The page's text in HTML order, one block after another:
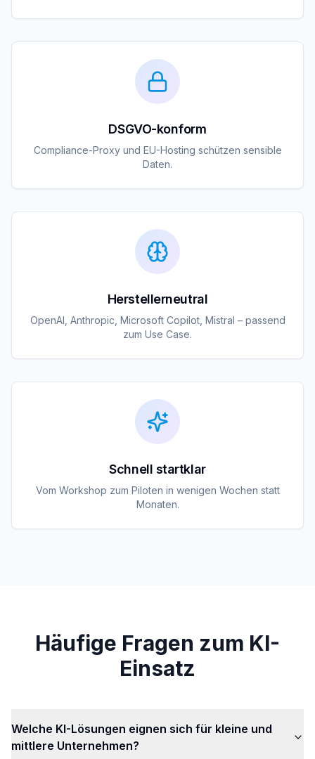
DSGVO-konform
Compliance-Proxy und EU-Hosting schützen sensible
Daten.
Herstellerneutral
OpenAI, Anthropic, Microsoft Copilot, Mistral – passend
zum Use Case.
Schnell startklar
Vom Workshop zum Piloten in wenigen Wochen statt
Monaten.
Häufige Fragen zum KI-
Einsatz
Welche KI-Lösungen eignen sich für kleine und
mittlere Unternehmen?